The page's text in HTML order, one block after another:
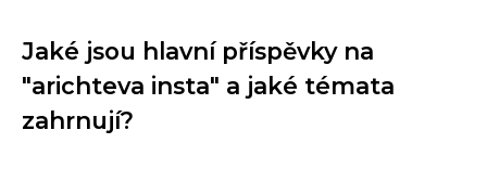
Jaké jsou hlavní příspěvky na
"arichteva insta" a jaké témata
zahrnují?